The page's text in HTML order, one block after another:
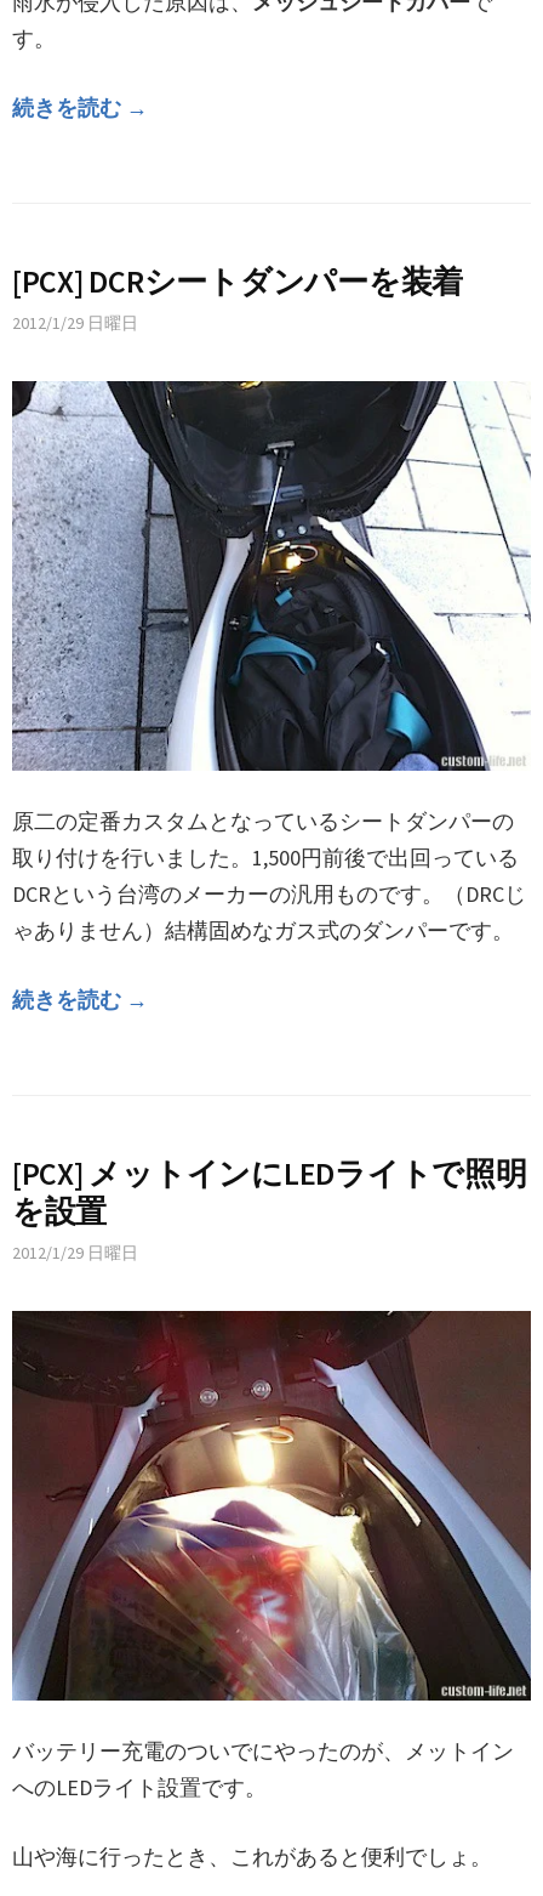
す。
続きを読む →
[PCX] DCRシートダンパーを装着
2012/1/29 日曜日
原二の定番カスタムとなっているシートダンパーの
取り付けを行いました。1,500円前後で出回っている
DCRという台湾のメーカーの汎用ものです。（DRCじ
ゃありません）結構固めなガス式のダンパーです。
続きを読む →
[PCX] メットインにLEDライトで照明
を設置
2012/1/29 日曜日
バッテリー充電のついでにやったのが、メットイン
へのLEDライト設置です。
山や海に行ったとき、これがあると便利でしょ。